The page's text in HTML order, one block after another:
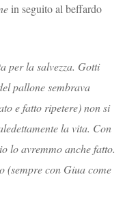
in seguito al beffardo
per la salvezza. Gotti
pallone sembrava
e fatto ripetere) non si
la vita. Con
lo avremmo anche fatto.
(sempre con Giua come